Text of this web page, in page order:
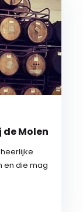
de Molen
en die mag